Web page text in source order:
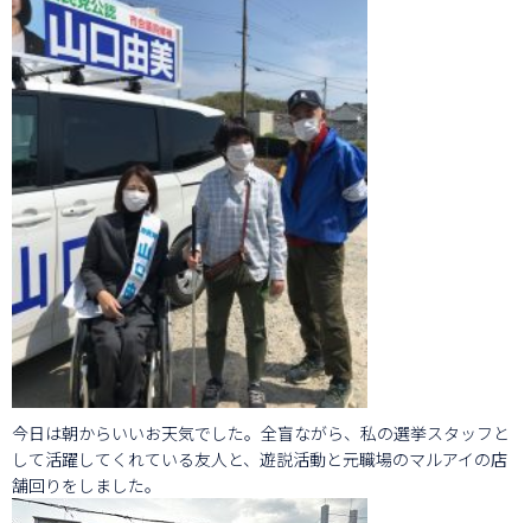
今日は朝からいいお天気でした。全盲ながら、私の選挙スタッフと
して活躍してくれている友人と、遊説活動と元職場のマルアイの店
舗回りをしました。